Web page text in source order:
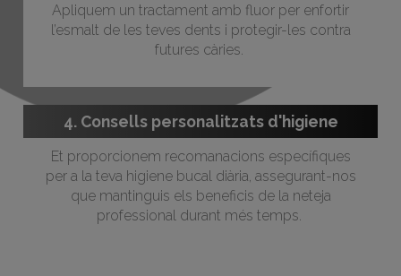
Apliquem un tractament amb fluor per enfortir
l’esmalt de les teves dents i protegir-les contra
futures càries.
4. Consells personalitzats d'higiene
Et proporcionem recomanacions específiques
per a la teva higiene bucal diària, assegurant-nos
que mantinguis els beneficis de la neteja
professional durant més temps.